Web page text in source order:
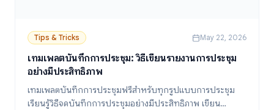
Tips & Tricks May 22, 2026
เทมเพลตบันทึกการประชุม: วิธีเขียนรายงานการประชุม
อย่างมีประสิทธิภาพ
เทมเพลตบันทึกการประชุมฟรีสำหรับทุกรูปแบบการประชุม
เรียนรู้วิธีจดบันทึกการประชุมอย่างมีประสิทธิภาพ เขียน